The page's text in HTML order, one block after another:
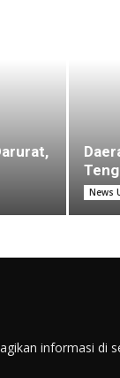
News
informasi di